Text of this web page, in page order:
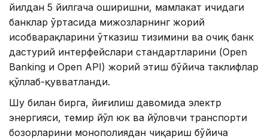
йилдан 5 йилгача оширишни, мамлакат ичидаги
банклар ўртасида мижозларнинг жорий
ҳисобварақларини ўтказиш тизимини ва очиқ банк
дастурий интерфейслари стандартларини (Open
Banking и Open API) жорий этиш бўйича таклифлар
қўллаб-қувватланди.
Шу билан бирга, йиғилиш давомида электр
энергияси, темир йўл юк ва йўловчи транспорти
бозорларини монополиядан чиқариш бўйича